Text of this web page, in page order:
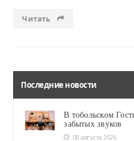
Читать
Последние новости
В тобольском
забытых звуков
08 августа 2026